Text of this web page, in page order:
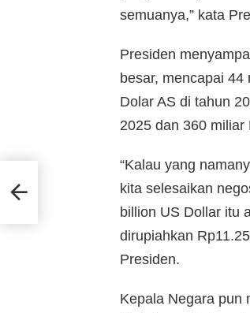
semuanya,” kata
Presiden
besar, mencapai
Dolar AS di tahun
2025 dan 360 miliar
“Kalau yang
kita selesaikan
billion US Dollar itu
dirupiahkan
Presiden.
Kepala Negara pun